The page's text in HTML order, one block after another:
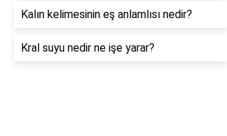
Kalın kelimesinin eş anlamlısı nedir?
Kral suyu nedir ne işe yarar?